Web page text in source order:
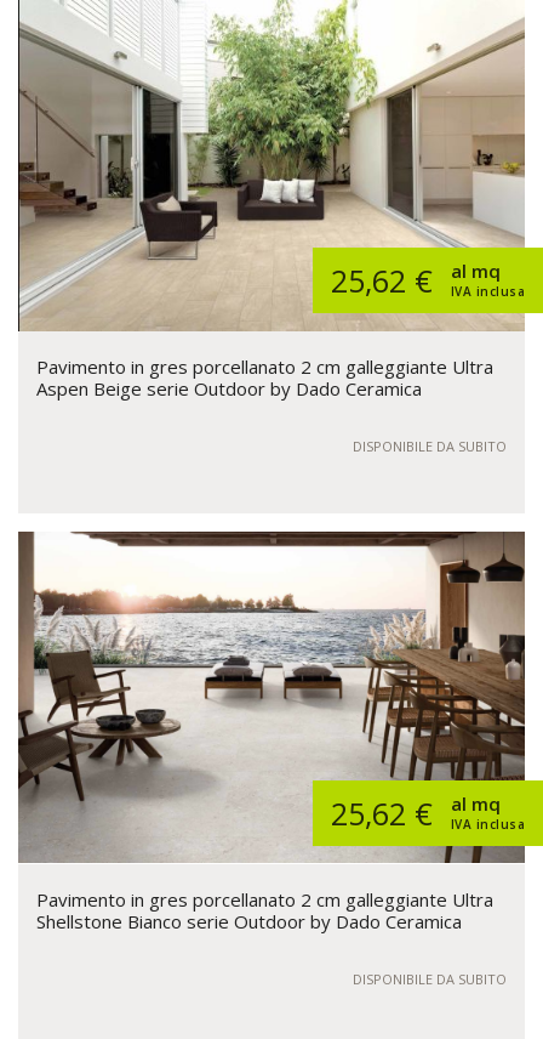
25,62 € IVA inclusa
al mq
Pavimento in gres porcellanato 2 cm galleggiante Ultra
Aspen Beige serie Outdoor by Dado Ceramica
DISPONIBILE DA SUBITO
25,62 € IVA inclusa
al mq
Pavimento in gres porcellanato 2 cm galleggiante Ultra
Shellstone Bianco serie Outdoor by Dado Ceramica
DISPONIBILE DA SUBITO